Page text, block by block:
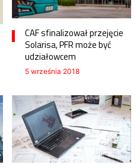
CAF sfinalizował przejęcie
Solarisa, PFR może być
udziałowcem
5 września 2018